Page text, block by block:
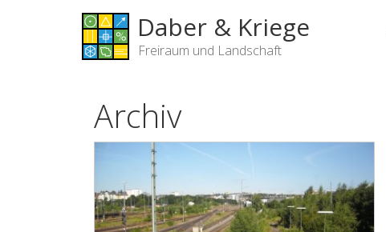
Daber & Kriege
Freiraum und Landschaft
Archiv